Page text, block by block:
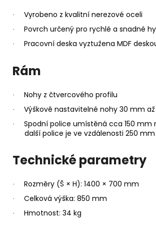
· Vyrobeno z kvalitní nerezové oceli
· Povrch určený pro rychlé a snadné
· Pracovní deska vyztužena MDF
Rám
· Nohy z čtvercového profilu
· Výškově nastavitelné nohy 30 mm
·
Spodní police umístěná cca 150 mm
další police je ve vzdálenosti 250 mm
Technické parametry
· Rozměry (Š × H): 1400 × 700 mm
· Celková výška: 850 mm
· Hmotnost: 34 kg